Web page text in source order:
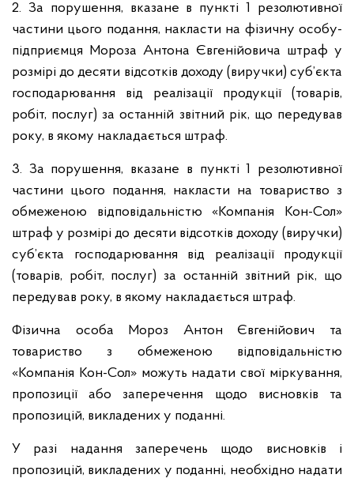
2. За порушення, вказане в пункті 1 резолютивної
частини цього подання, накласти на фізичну особу-
підприємця Мороза Антона Євгенійовича штраф у
розмірі до десяти відсотків доходу (виручки) суб’єкта
господарювання від реалізації продукції (товарів,
робіт, послуг) за останній звітний рік, що передував
року, в якому накладається штраф.
3. За порушення, вказане в пункті 1 резолютивної
частини цього подання, накласти на товариство з
обмеженою відповідальністю «Компанія Кон-Сол»
штраф у розмірі до десяти відсотків доходу (виручки)
суб’єкта господарювання від реалізації продукції
(товарів, робіт, послуг) за останній звітний рік, що
передував року, в якому накладається штраф.
Фізична особа Мороз Антон Євгенійович та
товариство з обмеженою відповідальністю
«Компанія Кон-Сол» можуть надати свої міркування,
пропозиції або заперечення щодо висновків та
пропозицій, викладених у поданні.
У разі надання заперечень щодо висновків і
пропозицій, викладених у поданні, необхідно надати